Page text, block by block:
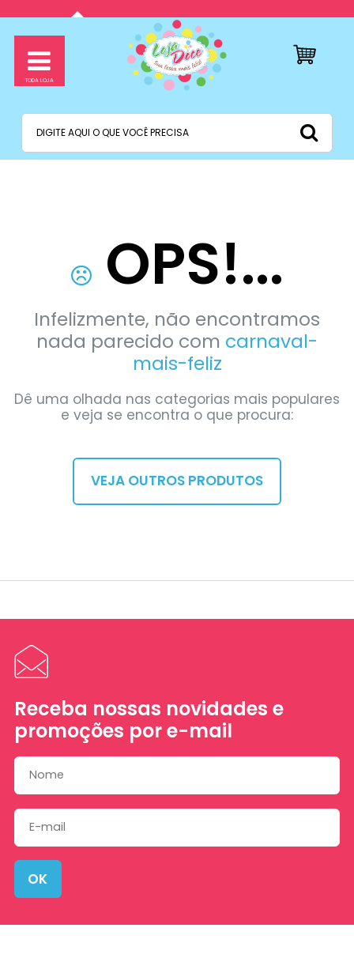
OPS!...
Infelizmente, não encontramos
nada parecido com carnaval-
mais-feliz
Dê uma olhada nas categorias mais populares
e veja se encontra o que procura:
VEJA OUTROS PRODUTOS
Receba nossas novidades e
promoções por e-mail
OK